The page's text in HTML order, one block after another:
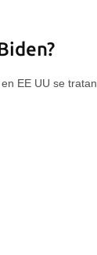
EE UU se tratan